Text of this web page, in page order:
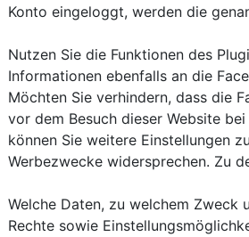
Konto eingeloggt, werden die
Nutzen Sie die Funktionen des
Informationen ebenfalls an die
Möchten Sie verhindern, dass die
vor dem Besuch dieser Website
können Sie weitere Einstellungen
Werbezwecke widersprechen. Zu
Welche Daten, zu welchem
Rechte sowie